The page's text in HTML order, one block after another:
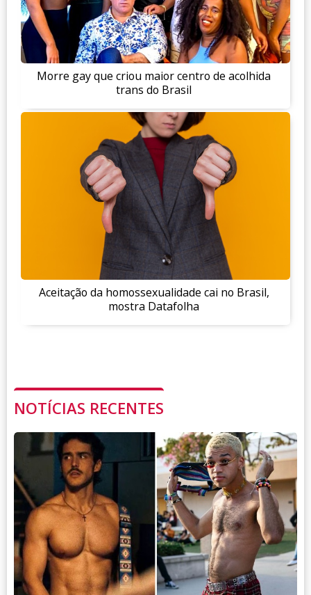
Morre gay que criou maior centro de acolhida
trans do Brasil
Aceitação da homossexualidade cai no Brasil,
mostra Datafolha
NOTÍCIAS RECENTES